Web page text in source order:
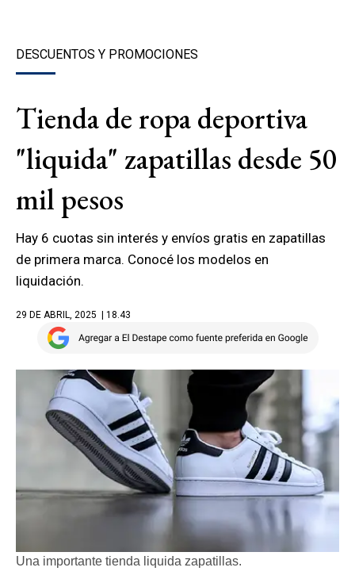
DESCUENTOS Y PROMOCIONES
Tienda de ropa deportiva
"liquida" zapatillas desde 50
mil pesos
Hay 6 cuotas sin interés y envíos gratis en zapatillas
de primera marca. Conocé los modelos en
liquidación.
29 DE ABRIL, 2025 | 18.43
Una importante tienda liquida zapatillas.